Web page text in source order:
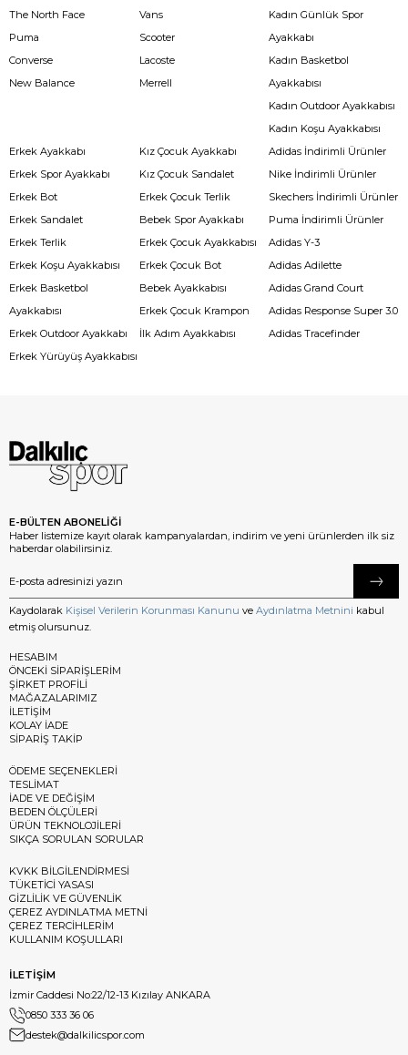
The North Face
Puma
Converse
New Balance
Vans
Scooter
Lacoste
Merrell
Kadın Günlük Spor
Ayakkabı
Kadın Basketbol
Ayakkabısı
Kadın Outdoor Ayakkabısı
Kadın Koşu Ayakkabısı
Erkek Ayakkabı
Erkek Spor Ayakkabı
Erkek Bot
Erkek Sandalet
Erkek Terlik
Erkek Koşu Ayakkabısı
Erkek Basketbol
Ayakkabısı
Erkek Outdoor Ayakkabı
Erkek Yürüyüş Ayakkabısı
Kız Çocuk Ayakkabı
Kız Çocuk Sandalet
Erkek Çocuk Terlik
Bebek Spor Ayakkabı
Erkek Çocuk Ayakkabısı
Erkek Çocuk Bot
Bebek Ayakkabısı
Erkek Çocuk Krampon
İlk Adım Ayakkabısı
Adidas İndirimli Ürünler
Nike İndirimli Ürünler
Skechers İndirimli Ürünler
Puma İndirimli Ürünler
Adidas Y-3
Adidas Adilette
Adidas Grand Court
Adidas Response Super 3.0
Adidas Tracefinder
E-BÜLTEN ABONELİĞİ
Haber listemize kayıt olarak kampanyalardan, indirim ve yeni ürünlerden ilk siz
haberdar olabilirsiniz.
Kaydolarak Kişisel Verilerin Korunması Kanunu ve Aydınlatma Metnini kabul
etmiş olursunuz.
HESABIM
ÖNCEKİ SİPARİŞLERİM
ŞİRKET PROFİLİ
MAĞAZALARIMIZ
İLETİŞİM
KOLAY İADE
SİPARİŞ TAKİP
ÖDEME SEÇENEKLERİ
TESLİMAT
İADE VE DEĞİŞİM
BEDEN ÖLÇÜLERİ
ÜRÜN TEKNOLOJİLERİ
SIKÇA SORULAN SORULAR
KVKK BİLGİLENDİRMESİ
TÜKETİCİ YASASI
GİZLİLİK VE GÜVENLİK
ÇEREZ AYDINLATMA METNİ
ÇEREZ TERCİHLERİM
KULLANIM KOŞULLARI
İLETİŞİM
İzmir Caddesi No:22/12-13 Kızılay ANKARA
0850 333 36 06
destek@dalkilicspor.com